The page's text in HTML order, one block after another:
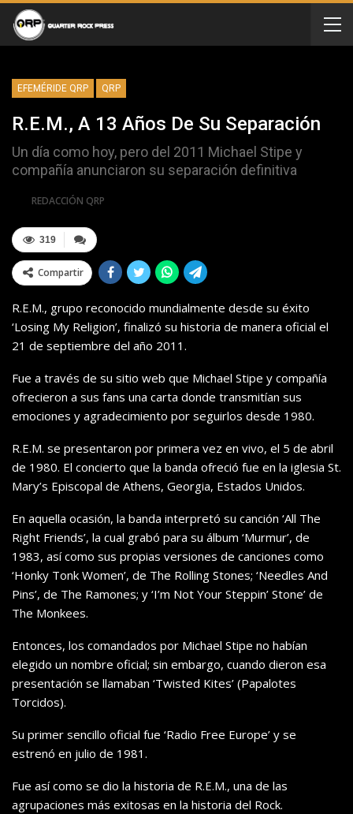
EFEMÉRIDE QRP QRP
R.E.M., A 13 Años De Su Separación
Un día como hoy, pero del 2011 Michael Stipe y
compañía anunciaron su separación definitiva
REDACCIÓN QRP
319
Compartir
R.E.M., grupo reconocido mundialmente desde su éxito
‘Losing My Religion’, finalizó su historia de manera oficial el
21 de septiembre del año 2011.
Fue a través de su sitio web que Michael Stipe y compañía
ofrecieron a sus fans una carta donde transmitían sus
emociones y agradecimiento por seguirlos desde 1980.
R.E.M. se presentaron por primera vez en vivo, el 5 de abril
de 1980. El concierto que la banda ofreció fue en la iglesia St.
Mary’s Episcopal de Athens, Georgia, Estados Unidos.
En aquella ocasión, la banda interpretó su canción ‘All The
Right Friends’, la cual grabó para su álbum ‘Murmur’, de
1983, así como sus propias versiones de canciones como
‘Honky Tonk Women’, de The Rolling Stones; ‘Needles And
Pins’, de The Ramones; y ‘I’m Not Your Steppin’ Stone’ de
The Monkees.
Entonces, los comandados por Michael Stipe no habían
elegido un nombre oficial; sin embargo, cuando dieron esa
presentación se llamaban ‘Twisted Kites’ (Papalotes
Torcidos).
Su primer sencillo oficial fue ‘Radio Free Europe’ y se
estrenó en julio de 1981.
Fue así como se dio la historia de R.E.M., una de las
agrupaciones más exitosas en la historia del Rock.